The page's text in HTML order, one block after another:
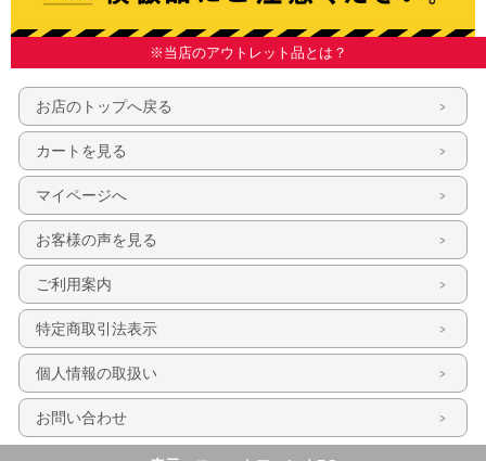
※当店のアウトレット品とは？
お店のトップへ戻る
カートを見る
マイページへ
お客様の声を見る
ご利用案内
特定商取引法表示
個人情報の取扱い
お問い合わせ